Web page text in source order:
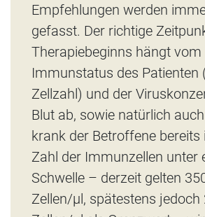
Empfehlungen werden
gefasst. Der richtige
Therapiebeginns hängt vom
Immunstatus des Patienten
Zellzahl) und der
Blut ab, sowie natürlich
krank der Betroffene bereits
Zahl der Immunzellen unter
Schwelle – derzeit gelten
Zellen/µl, spätestens jedoch